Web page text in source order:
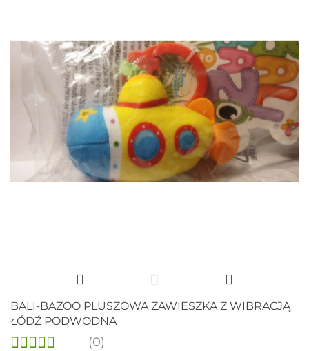
BALI-BAZOO PLUSZOWA ZAWIESZKA Z WIBRACJĄ
ŁÓDŹ PODWODNA
(0)